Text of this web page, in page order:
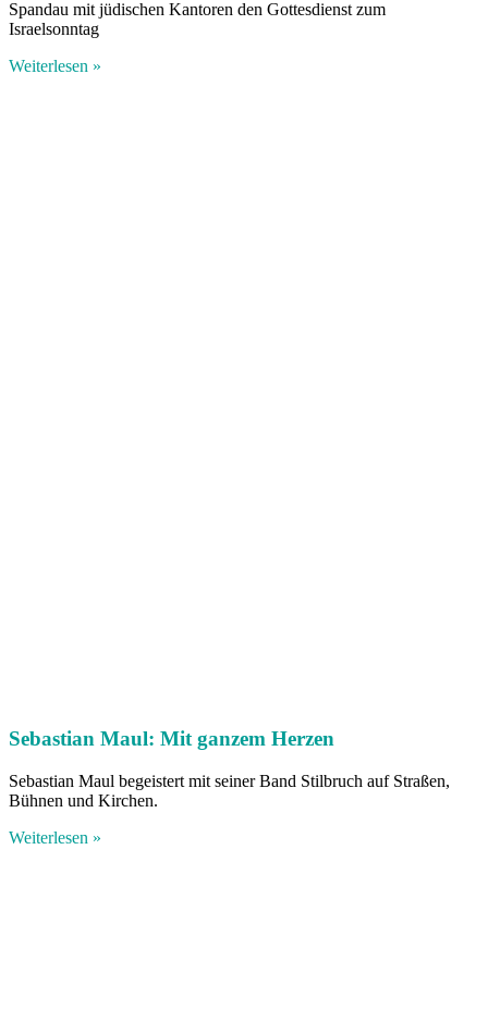
Spandau mit jüdischen Kantoren den Gottesdienst zum
Israelsonntag
Weiterlesen »
Sebastian Maul: Mit ganzem Herzen
Sebastian Maul begeistert mit seiner Band Stilbruch auf Straßen,
Bühnen und Kirchen.
Weiterlesen »